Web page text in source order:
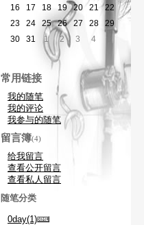
16
17 18 19 20 21
22
23
24 25 26 27 28
29
30
31 1 2 3 4
常用链接
我的随笔
我的评论
我参与的随笔
留言簿(4)
给我留言
查看公开留言
查看私人留言
随笔分类
0day(1)